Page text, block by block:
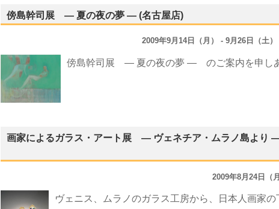
傍島幹司展 ― 夏の夜の夢 ― (名古屋店)
2009年9月14日（月） - 9月26日（土
傍島幹司展 ― 夏の夜の夢 ― のご案内を申しあ
画家によるガラス・アート展 ― ヴェネチア・ムラノ島より
2009年8月24日（
ヴェニス、ムラノのガラス工房から、日本人画家の